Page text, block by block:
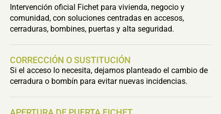
Intervención oficial Fichet para vivienda, negocio y
comunidad, con soluciones centradas en accesos,
cerraduras, bombines, puertas y alta seguridad.
CORRECCIÓN O SUSTITUCIÓN
Si el acceso lo necesita, dejamos planteado el cambio de
cerradura o bombín para evitar nuevas incidencias.